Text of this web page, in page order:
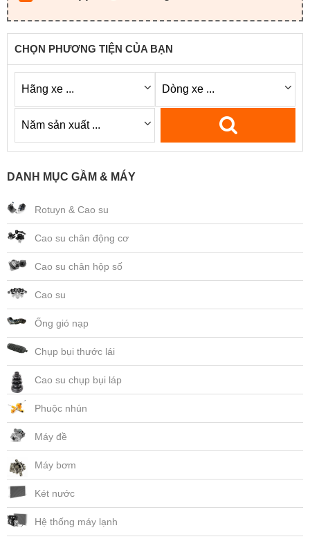
CHỌN PHƯƠNG TIỆN CỦA BẠN
DANH MỤC GẦM & MÁY
Rotuyn & Cao su
Cao su chân động cơ
Cao su chân hộp số
Cao su
Ống gió nạp
Chụp bụi thước lái
Cao su chụp bụi láp
Phuộc nhún
Máy đề
Máy bơm
Két nước
Hệ thống máy lạnh